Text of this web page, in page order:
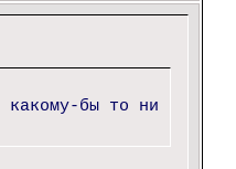
какому-бы то ни